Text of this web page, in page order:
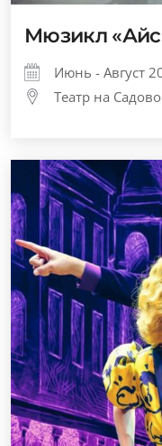
Мюзикл
Июнь - Август
Театр на